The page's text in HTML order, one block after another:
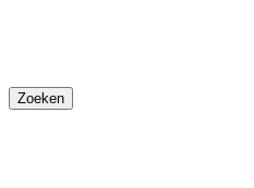
Zoeken